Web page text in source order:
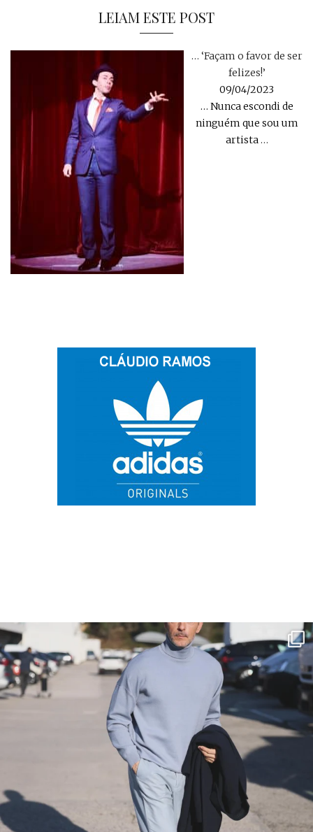
LEIAM ESTE POST
… ‘Façam o favor de ser
felizes!’
09/04/2023
… Nunca escondi de
ninguém que sou um
artista…